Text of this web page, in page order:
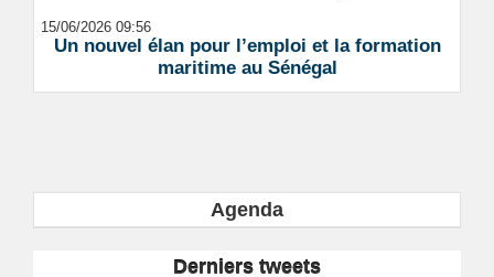
15/06/2026 09:56
Un nouvel élan pour l’emploi et la formation
maritime au Sénégal
Agenda
Derniers tweets